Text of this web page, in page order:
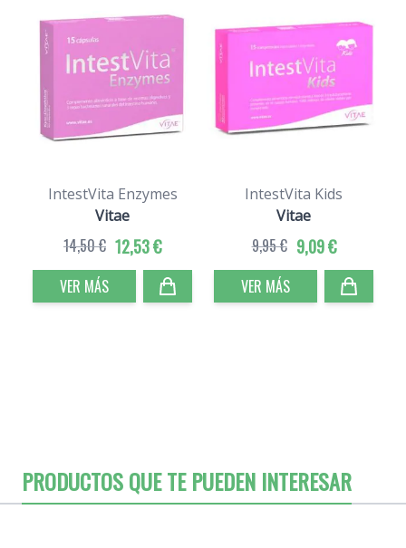
IntestVita Enzymes
Vitae
12,53 €
14,50 €
VER MÁS
IntestVita Kids
Vitae
9,09 €
9,95 €
VER MÁS
PRODUCTOS QUE TE PUEDEN INTERESAR